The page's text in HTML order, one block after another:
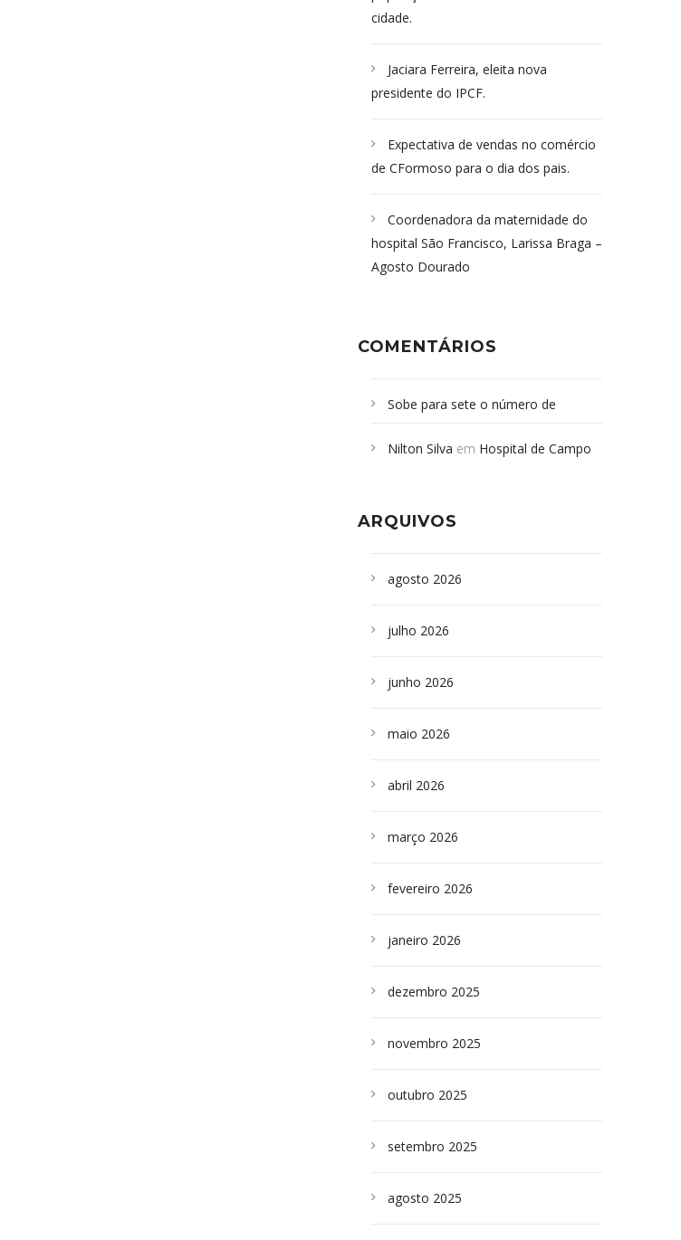
cidade.
Jaciara Ferreira, eleita nova
presidente do IPCF.
Expectativa de vendas no comércio
de CFormoso para o dia dos pais.
Coordenadora da maternidade do
hospital São Francisco, Larissa Braga –
Agosto Dourado
COMENTÁRIOS
Sobe para sete o número de
desabamento em São Paulo - Revista
sepultados em SP
Nilton Silva em Hospital de Campo
ARQUIVOS
agosto 2026
julho 2026
junho 2026
maio 2026
abril 2026
março 2026
fevereiro 2026
janeiro 2026
dezembro 2025
novembro 2025
outubro 2025
setembro 2025
agosto 2025